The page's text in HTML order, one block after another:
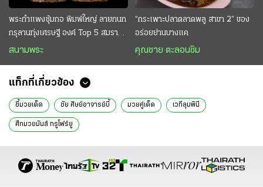
พระกำแพงซุ้มกอ พิมพ์ใหญ่ ลายกนก
กรุลานทุ่งเศรษฐี องค์ Top 5 สมราคา
หลักสิบล้าน
สนามพระ
“กระเพาะปลาตลาดพลู สาขา 2” ของ
อร่อยย่านบางแค
คุณชาย ตะลอนชิม
แท็กที่เกี่ยวข้อง
ชี้มวยเด็ด ชัย ศิษย์อาจารย์บี้ มวยคู่เด็ด เวทีลุมพินี
ศึกมวยมันส์ ทรูโฟร์ยู